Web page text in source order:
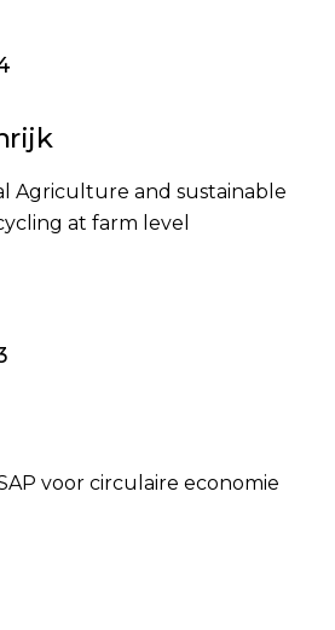
Agriculture and sustainable
at farm level
voor circulaire economie